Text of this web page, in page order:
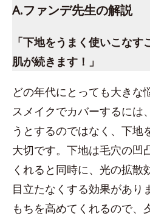
A.ファンデ先生の解説
「下地をうまく使いこな
肌が続きます！」
どの年代にとっても大きな
スメイクでカバーするには
うとするのではなく、下地
大切です。下地は毛穴の凹
くれると同時に、光の拡散
目立たなくする効果があり
もちを高めてくれるので、